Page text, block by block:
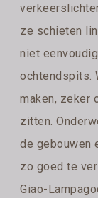
ze schieten
niet
ochtendspits.
maken, zeker
zitten.
de gebouwen
zo goed te
Giao-